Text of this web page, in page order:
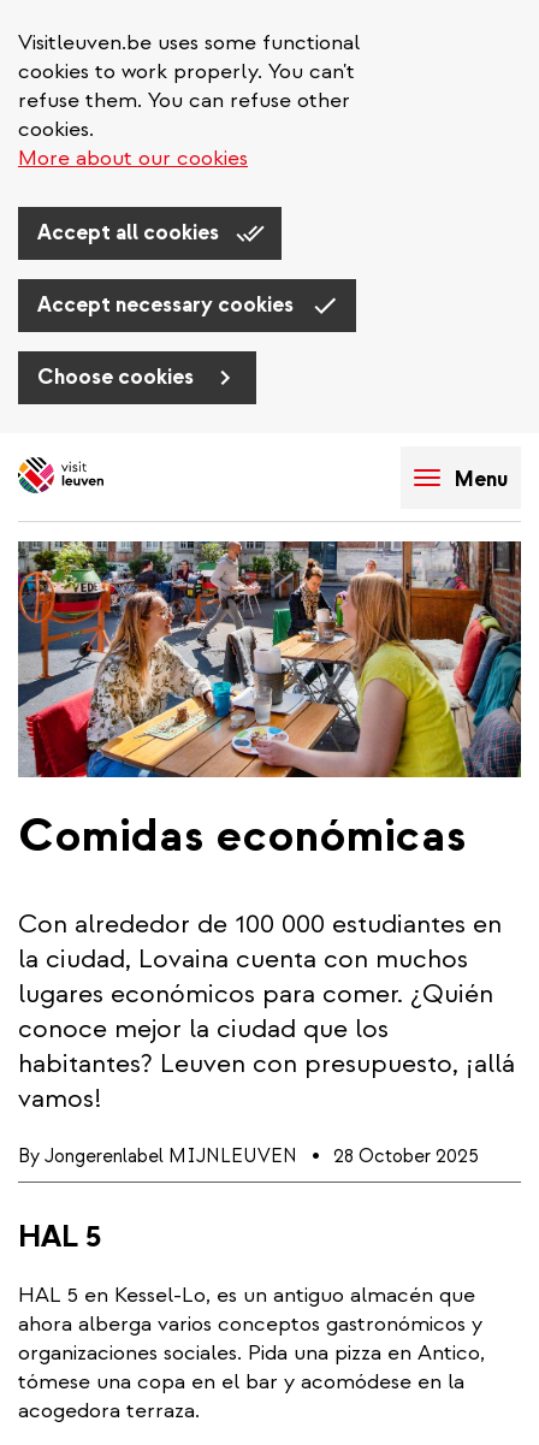
Visitleuven.be uses some functional
cookies to work properly. You can't
refuse them. You can refuse other
cookies.
More about our cookies
Accept all cookies
Accept necessary cookies
Choose cookies
to
content
Menu
Comidas económicas
Con alrededor de 100 000 estudiantes en
la ciudad, Lovaina cuenta con muchos
lugares económicos para comer. ¿Quién
conoce mejor la ciudad que los
habitantes? Leuven con presupuesto, ¡allá
vamos!
By Jongerenlabel MIJNLEUVEN 28 October 2025
HAL 5
HAL 5 en Kessel-Lo, es un antiguo almacén que
ahora alberga varios conceptos gastronómicos y
organizaciones sociales. Pida una pizza en Antico,
tómese una copa en el bar y acomódese en la
acogedora terraza.